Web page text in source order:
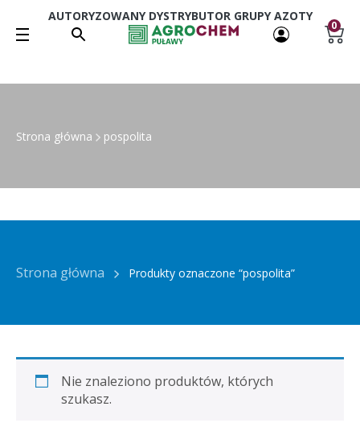
AUTORYZOWANY DYSTRYBUTOR GRUPY AZOTY
0
Strona główna pospolita
Strona główna Produkty oznaczone “pospolita”
Nie znaleziono produktów, których
szukasz.